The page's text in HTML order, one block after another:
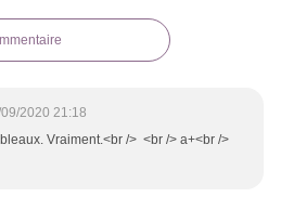
2020 21:18
Vraiment.<br /> <br /> a+<br />